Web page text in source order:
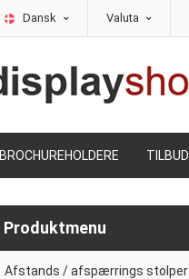
Dansk Valuta
BROCHUREHOLDERE TILBUD
Produktmenu
Afstands / afspærrings stolper